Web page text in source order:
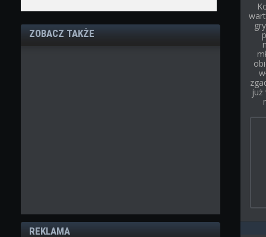
ZOBACZ TAKŻE
REKLAMA
już